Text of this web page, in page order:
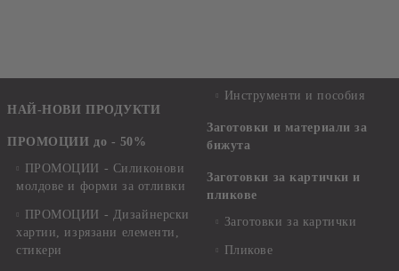
НАЙ-НОВИ ПРОДУКТИ
ПРОМОЦИИ до - 50%
ПРОМОЦИИ - Силиконови
молдове и форми за отливки
ПРОМОЦИИ - Дизайнерски
хартии, изрязани елементи,
стикери
Инструменти и пособия
Заготовки и материали за
бижута
Заготовки за картички и
пликове
Заготовки за картички
Пликове